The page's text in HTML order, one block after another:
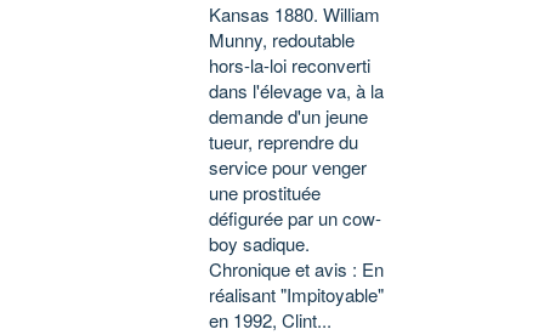
Kansas 1880. William
Munny, redoutable
hors-la-loi reconverti
dans l'élevage va, à la
demande d'un jeune
tueur, reprendre du
service pour venger
une prostituée
défigurée par un cow-
boy sadique.
Chronique et avis : En
réalisant "Impitoyable"
en 1992, Clint...